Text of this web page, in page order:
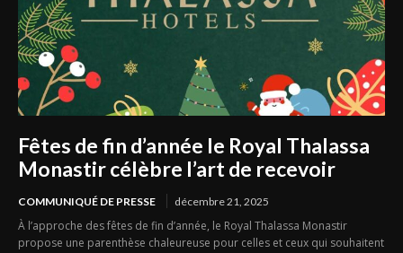
Fêtes de fin d’année le Royal Thalassa
Monastir célèbre l’art de recevoir
COMMUNIQUÉ DE PRESSE décembre 21, 2025
À l’approche des fêtes de fin d’année, le Royal Thalassa Monastir
propose une parenthèse chaleureuse pour celles et ceux qui souhaitent